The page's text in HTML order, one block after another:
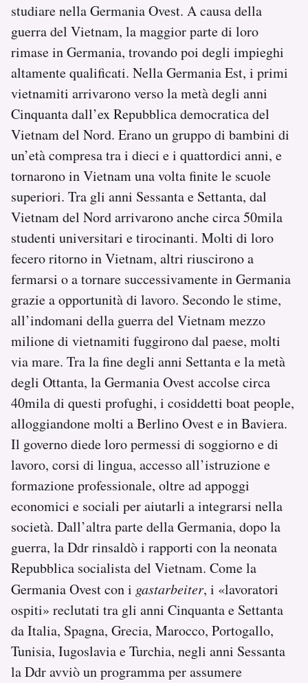
studiare nella Germania Ovest. A causa della
guerra del Vietnam, la maggior parte di loro
rimase in Germania, trovando poi degli impieghi
altamente qualificati. Nella Germania Est, i primi
vietnamiti arrivarono verso la metà degli anni
Cinquanta dall’ex Repubblica democratica del
Vietnam del Nord. Erano un gruppo di bambini di
un’età compresa tra i dieci e i quattordici anni, e
tornarono in Vietnam una volta finite le scuole
superiori. Tra gli anni Sessanta e Settanta, dal
Vietnam del Nord arrivarono anche circa 50mila
studenti universitari e tirocinanti. Molti di loro
fecero ritorno in Vietnam, altri riuscirono a
fermarsi o a tornare successivamente in Germania
grazie a opportunità di lavoro. Secondo le stime,
all’indomani della guerra del Vietnam mezzo
milione di vietnamiti fuggirono dal paese, molti
via mare. Tra la fine degli anni Settanta e la metà
degli Ottanta, la Germania Ovest accolse circa
40mila di questi profughi, i cosiddetti boat people,
alloggiandone molti a Berlino Ovest e in Baviera.
Il governo diede loro permessi di soggiorno e di
lavoro, corsi di lingua, accesso all’istruzione e
formazione professionale, oltre ad appoggi
economici e sociali per aiutarli a integrarsi nella
società. Dall’altra parte della Germania, dopo la
guerra, la Ddr rinsaldò i rapporti con la neonata
Repubblica socialista del Vietnam. Come la
Germania Ovest con i gastarbeiter, i «lavoratori
ospiti» reclutati tra gli anni Cinquanta e Settanta
da Italia, Spagna, Grecia, Marocco, Portogallo,
Tunisia, Iugoslavia e Turchia, negli anni Sessanta
la Ddr avviò un programma per assumere